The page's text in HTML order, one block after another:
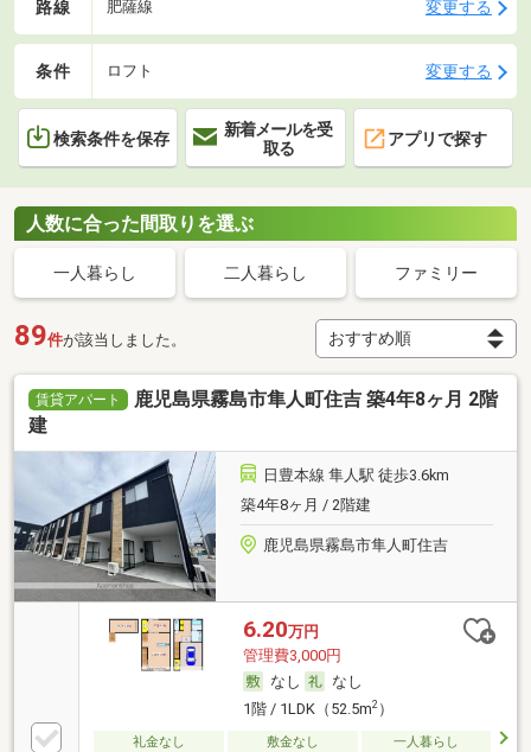
路線 肥薩線 変更する
条件 ロフト 変更する
検索条件を保存
新着メールを受
取る
アプリで探す
人数に合った間取りを選ぶ
一人暮らし 二人暮らし ファミリー
89件が該当しました。
賃貸アパート
鹿児島県霧島市隼人町住吉 築4年8ヶ月 2階
建
日豊本線 隼人駅 徒歩3.6km
築4年8ヶ月 / 2階建
鹿児島県霧島市隼人町住吉
6.20万円
管理費3,000円
なし
なし
1階 / 1LDK（52.5m2）
礼金なし 敷金なし
一人暮らし